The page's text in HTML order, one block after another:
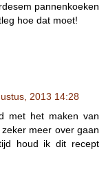
pannenkoeken
hoe dat moet!
2013 14:28
met het maken van
meer over gaan
houd ik dit recept